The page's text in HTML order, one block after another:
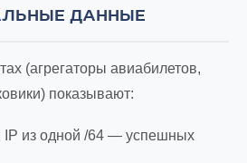
ДАННЫЕ
(агрегаторы авиабилетов,
показывают:
IP из одной /64 — успешных